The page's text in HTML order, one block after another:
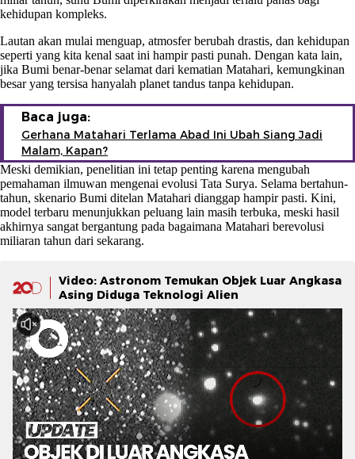
kehidupan kompleks.
Lautan akan mulai menguap, atmosfer berubah drastis, dan kehidupan
seperti yang kita kenal saat ini hampir pasti punah. Dengan kata lain,
jika Bumi benar-benar selamat dari kematian Matahari, kemungkinan
besar yang tersisa hanyalah planet tandus tanpa kehidupan.
Baca juga:
Gerhana Matahari Terlama Abad Ini Ubah Siang Jadi
Malam, Kapan?
Meski demikian, penelitian ini tetap penting karena mengubah
pemahaman ilmuwan mengenai evolusi Tata Surya. Selama bertahun-
tahun, skenario Bumi ditelan Matahari dianggap hampir pasti. Kini,
model terbaru menunjukkan peluang lain masih terbuka, meski hasil
akhirnya sangat bergantung pada bagaimana Matahari berevolusi
miliaran tahun dari sekarang.
Video: Astronom Temukan Objek Luar Angkasa
Asing Diduga Teknologi Alien